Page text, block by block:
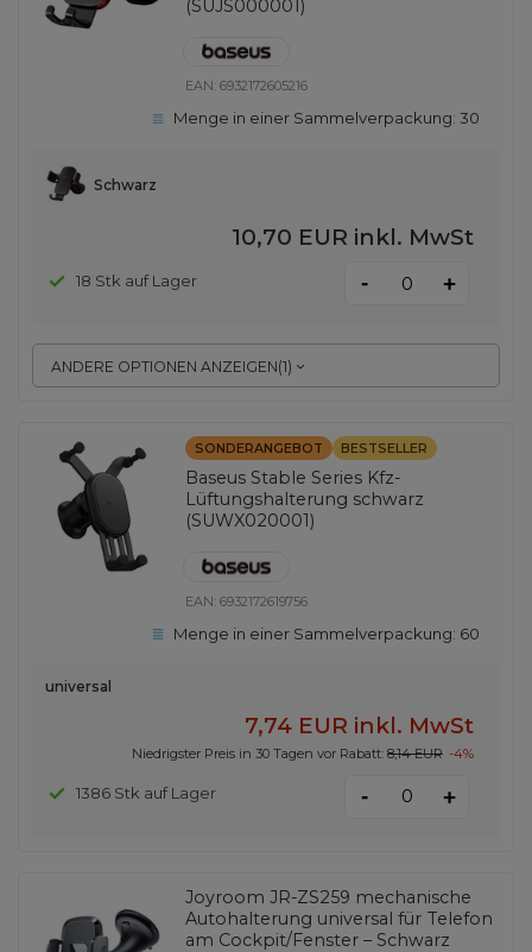
(SUJS000001)
EAN:6932172605216
Menge in einer Sammelverpackung:30
ANDERE OPTIONEN ANZEIGEN(1)
Schwarz
10,70 EUR inkl. MwSt
18 Stk auf Lager - +
SONDERANGEBOT BESTSELLER
Baseus Stable Series Kfz-
Lüftungshalterung schwarz
(SUWX020001)
EAN:6932172619756
Menge in einer Sammelverpackung: 60
universal
7,74 EUR inkl. MwSt
Niedrigster Preis in 30 Tagen vor Rabatt: 8,14 EUR -4%
1386 Stk auf Lager - +
Joyroom JR-ZS259 mechanische
Autohalterung universal für Telefon
am Cockpit/Fenster – Schwarz